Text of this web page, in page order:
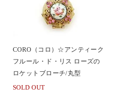
CORO（コロ）☆アンティーク
フルール・ド・リス ローズの
ロケットブローチ/丸型
SOLD OUT